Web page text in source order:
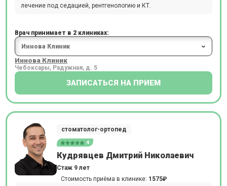
лечение под седацией, рентгенологию и КТ.
Врач принимает в 2 клиниках:
Иннова Клиник
Чебоксары, Радужная, д. 5
ЗАПИСАТЬСЯ НА ПРИЕМ
стоматолог-ортопед
4
Кудрявцев Дмитрий Николаевич
Стаж 9 лет
Стоимость приёма в клинике: 1575₽